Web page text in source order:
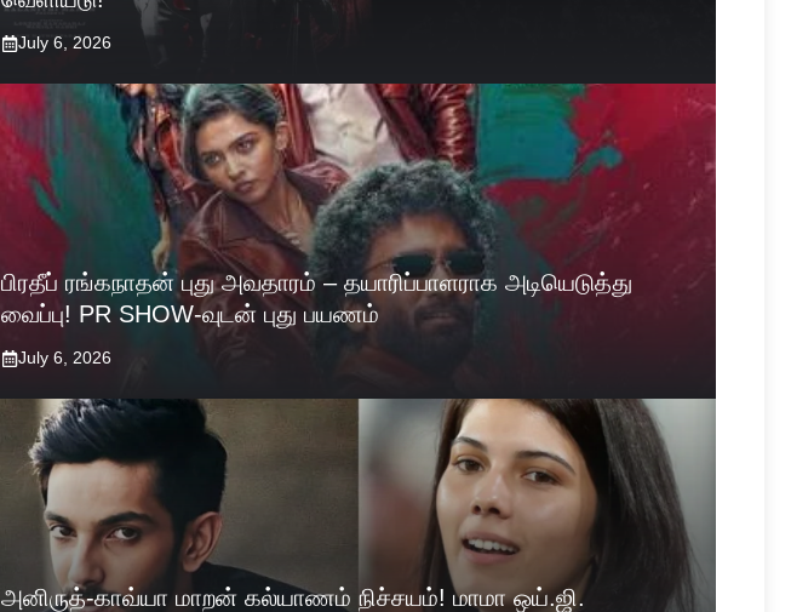
July 6, 2026
பிரதீப் ரங்கநாதன் புது அவதாரம் – தயாரிப்பாளராக அடியெடுத்து
வைப்பு! PR SHOW-வுடன் புது பயணம்
July 6, 2026
அனிருத்-காவ்யா மாறன் கல்யாணம் நிச்சயம்! மாமா ஒய்.ஜி.